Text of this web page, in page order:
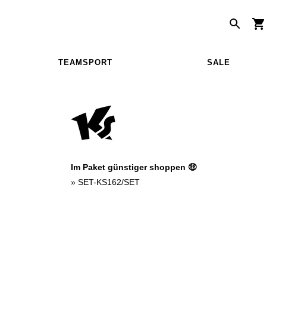
TEAMSPORT SALE
Im Paket günstiger shoppen 🤑
» SET-KS162/SET